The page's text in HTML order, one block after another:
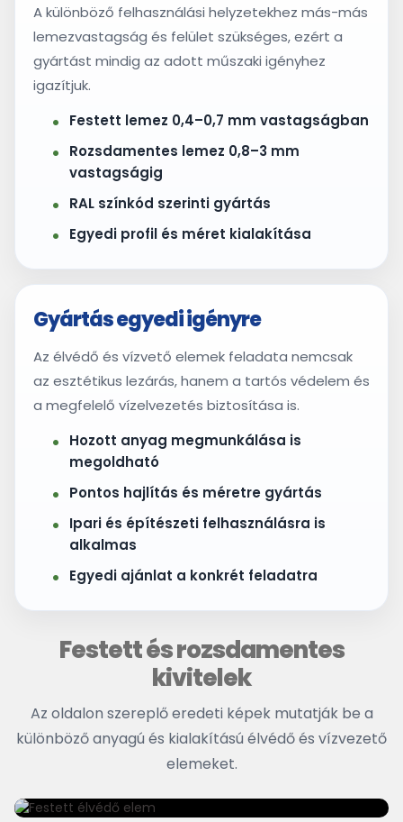
A különböző felhasználási helyzetekhez más-más
lemezvastagság és felület szükséges, ezért a
gyártást mindig az adott műszaki igényhez
igazítjuk.
Festett lemez 0,4–0,7 mm vastagságban
Rozsdamentes lemez 0,8–3 mm
vastagságig
RAL színkód szerinti gyártás
Egyedi profil és méret kialakítása
Gyártás egyedi igényre
Az élvédő és vízvető elemek feladata nemcsak
az esztétikus lezárás, hanem a tartós védelem és
a megfelelő vízelvezetés biztosítása is.
Hozott anyag megmunkálása is
megoldható
Pontos hajlítás és méretre gyártás
Ipari és építészeti felhasználásra is
alkalmas
Egyedi ajánlat a konkrét feladatra
Festett és rozsdamentes
kivitelek
Az oldalon szereplő eredeti képek mutatják be a
különböző anyagú és kialakítású élvédő és vízvezető
elemeket.